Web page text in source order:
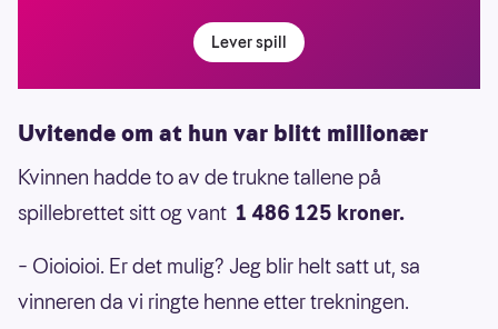
Lever spill
Uvitende om at hun var blitt millionær
Kvinnen hadde to av de trukne tallene på
spillebrettet sitt og vant 1 486 125 kroner.
– Oioioioi. Er det mulig? Jeg blir helt satt ut, sa
vinneren da vi ringte henne etter trekningen.